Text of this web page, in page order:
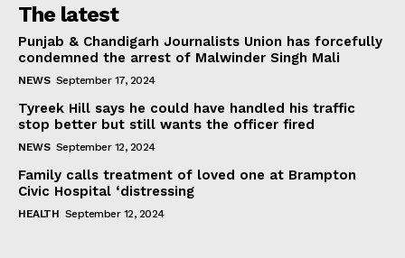
The latest
Punjab & Chandigarh Journalists Union has forcefully
condemned the arrest of Malwinder Singh Mali
NEWS September 17, 2024
Tyreek Hill says he could have handled his traffic
stop better but still wants the officer fired
NEWS September 12, 2024
Family calls treatment of loved one at Brampton
Civic Hospital ‘distressing
HEALTH September 12, 2024